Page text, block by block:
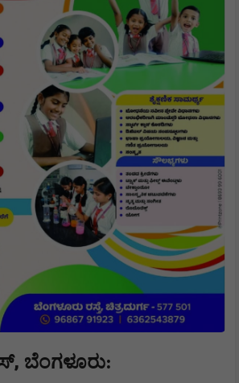
, ಬೆಂಗಳೂರು: